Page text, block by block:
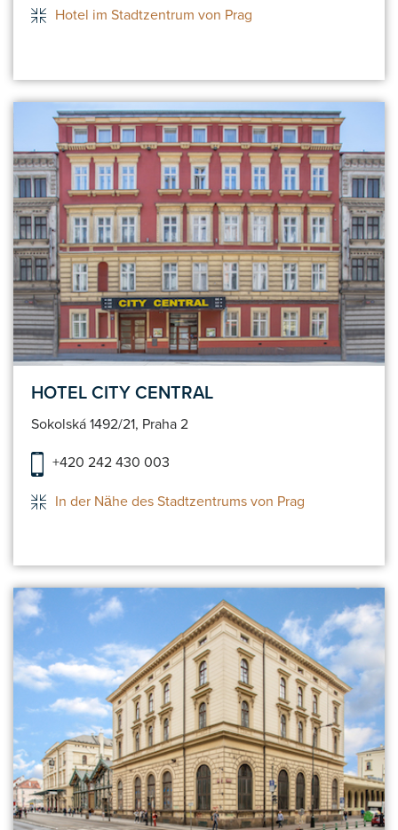
Hotel im Stadtzentrum von Prag
HOTEL CITY CENTRAL
Sokolská 1492/21, Praha 2
+420 242 430 003
In der Nähe des Stadtzentrums von Prag